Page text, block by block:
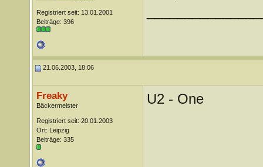
Registriert seit: 13.01.2001
Beiträge: 396
21.06.2003, 18:06
Freaky
Bäckermeister
Registriert seit: 20.01.2003
Ort: Leipzig
Beiträge: 335
U2 - One